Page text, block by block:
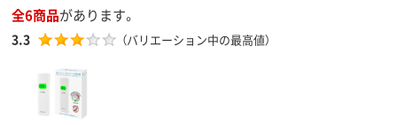
全6商品があります。
3.3 （バリエーション中の最高値）